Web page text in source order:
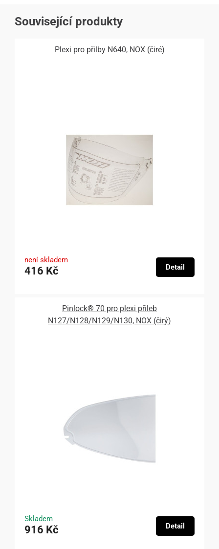
Související produkty
Plexi pro přilby N640, NOX (čiré)
není skladem
416 Kč Detail
Pinlock® 70 pro plexi přileb
N127/N128/N129/N130, NOX (čirý)
Skladem
916 Kč Detail